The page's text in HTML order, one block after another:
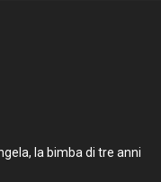
la bimba di tre anni